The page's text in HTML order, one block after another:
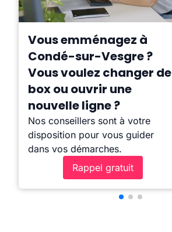
Vous emménagez à
Condé-sur-Vesgre ?
Vous voulez changer de
box ou ouvrir une
nouvelle ligne ?
Nos conseillers sont à votre
disposition pour vous guider
dans vos démarches.
Rappel gratuit